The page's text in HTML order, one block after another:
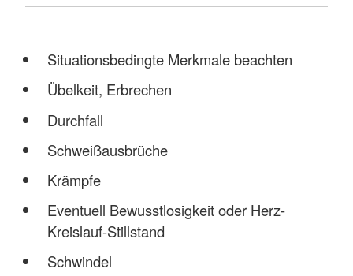
Situationsbedingte Merkmale beachten
Übelkeit, Erbrechen
Durchfall
Schweißausbrüche
Krämpfe
Eventuell Bewusstlosigkeit oder Herz-
Kreislauf-Stillstand
Schwindel